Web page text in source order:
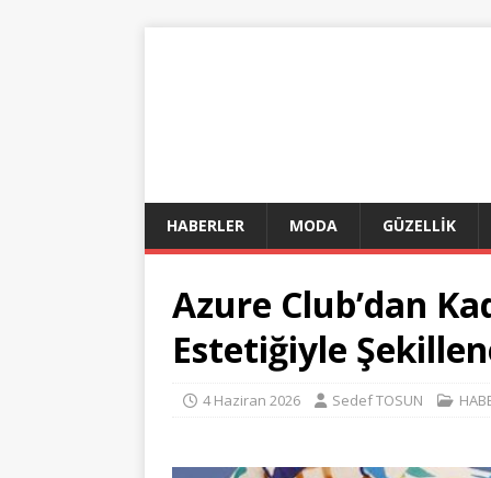
HABERLER MODA GÜZELLİK
Azure Club’dan
Estetiğiyle
4 Haziran 2026 Sedef TOSUN